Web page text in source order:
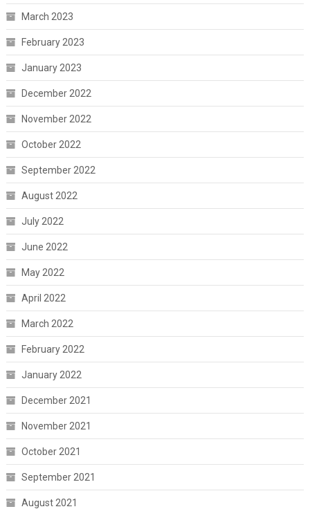
March 2023
February 2023
January 2023
December 2022
November 2022
October 2022
September 2022
August 2022
July 2022
June 2022
May 2022
April 2022
March 2022
February 2022
January 2022
December 2021
November 2021
October 2021
September 2021
August 2021